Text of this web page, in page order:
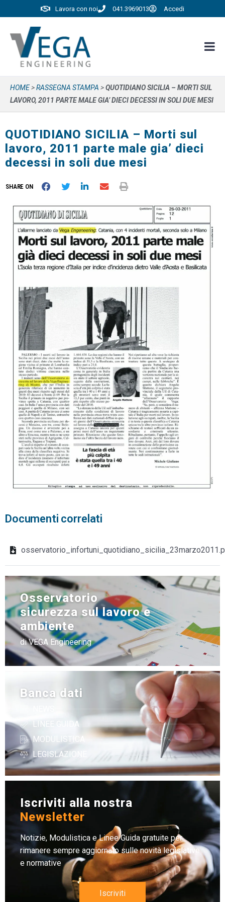
Lavora con noi 041.3969013 Accedi
HOME>RASSEGNA STAMPA >QUOTIDIANO SICILIA – MORTI SUL
LAVORO, 2011 PARTE MALE GIA’ DIECI DECESSI IN SOLI DUE MESI
QUOTIDIANO SICILIA – Morti sul
lavoro, 2011 parte male gia’ dieci
decessi in soli due mesi
SHARE ON
Documenti correlati
Banca dati
LINEE GUIDA
MODULISTICA
LEGISLAZIONE
Osservatorio
sicurezza sul lavoro e
ambiente
di VEGA Engineering
Iscriviti alla nostra
Newsletter
Notizie, Modulistica e Linee Guida gratuite per
rimanere sempre aggiornato sulle novità legislative
e normative
Iscriviti